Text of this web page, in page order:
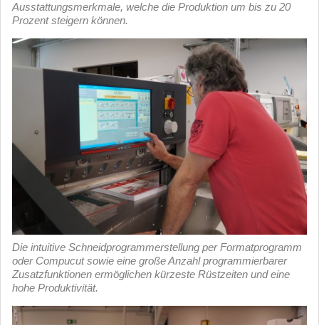
Ausstattungsmerkmale, welche die Produktion um bis zu 20
Prozent steigern können.
Die intuitive Schneidprogrammerstellung per Formatprogramm
oder Compucut sowie eine große Anzahl programmierbarer
Zusatzfunktionen ermöglichen kürzeste Rüstzeiten und eine
hohe Produktivität.